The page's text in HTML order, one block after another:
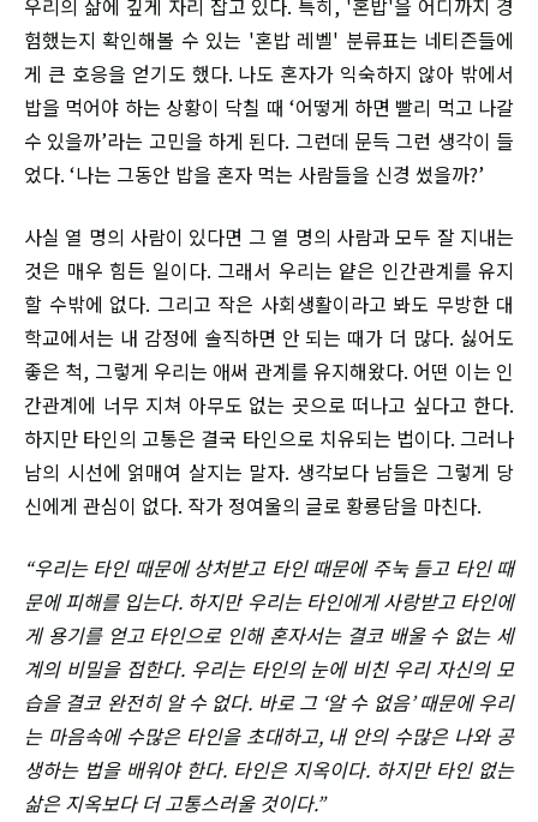
우리의 삶에 깊게 자리 잡고 있다. 특히, '혼밥'을 어디까지 경
험했는지 확인해볼 수 있는 '혼밥 레벨' 분류표는 네티즌들에
게 큰 호응을 얻기도 했다. 나도 혼자가 익숙하지 않아 밖에서
밥을 먹어야 하는 상황이 닥칠 때 ‘어떻게 하면 빨리 먹고 나갈
수 있을까’라는 고민을 하게 된다. 그런데 문득 그런 생각이 들
었다. ‘나는 그동안 밥을 혼자 먹는 사람들을 신경 썼을까?’
사실 열 명의 사람이 있다면 그 열 명의 사람과 모두 잘 지내는
것은 매우 힘든 일이다. 그래서 우리는 얕은 인간관계를 유지
할 수밖에 없다. 그리고 작은 사회생활이라고 봐도 무방한 대
학교에서는 내 감정에 솔직하면 안 되는 때가 더 많다. 싫어도
좋은 척, 그렇게 우리는 애써 관계를 유지해왔다. 어떤 이는 인
간관계에 너무 지쳐 아무도 없는 곳으로 떠나고 싶다고 한다.
하지만 타인의 고통은 결국 타인으로 치유되는 법이다. 그러나
남의 시선에 얽매여 살지는 말자. 생각보다 남들은 그렇게 당
신에게 관심이 없다. 작가 정여울의 글로 황룡담을 마친다.
“우리는 타인 때문에 상처받고 타인 때문에 주눅 들고 타인 때
문에 피해를 입는다. 하지만 우리는 타인에게 사랑받고 타인에
게 용기를 얻고 타인으로 인해 혼자서는 결코 배울 수 없는 세
계의 비밀을 접한다. 우리는 타인의 눈에 비친 우리 자신의 모
습을 결코 완전히 알 수 없다. 바로 그 ‘알 수 없음’ 때문에 우리
는 마음속에 수많은 타인을 초대하고, 내 안의 수많은 나와 공
생하는 법을 배워야 한다. 타인은 지옥이다. 하지만 타인 없는
삶은 지옥보다 더 고통스러울 것이다.”